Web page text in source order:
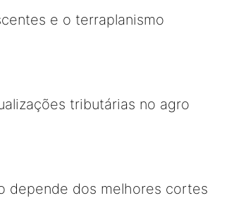
e o terraplanismo
tributárias no agro
depende dos melhores cortes